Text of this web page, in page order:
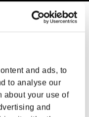
and ads, to
to analyse our
about your use of
and
15:00 (JST)